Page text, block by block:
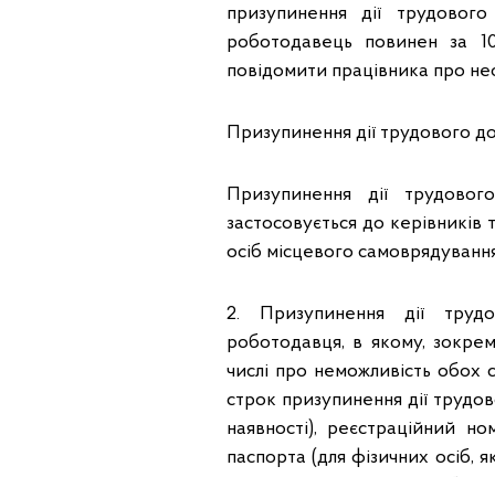
призупинення дії
роботодавець повинен за
повідомити працівника про
Призупинення дії трудового
Призупинення дії
застосовується до
осіб місцевого
2. Призупинення дії
роботодавця, в якому,
числі про неможливість обох
строк призупинення дії
наявності), реєстраційний
паспорта (для фізичних осіб,